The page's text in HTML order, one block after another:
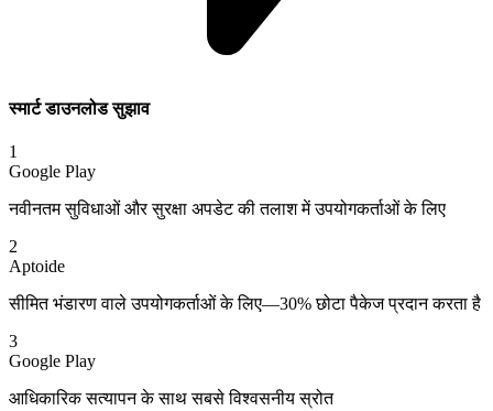
स्मार्ट डाउनलोड सुझाव
1
Google Play
नवीनतम सुविधाओं और सुरक्षा अपडेट की तलाश में उपयोगकर्ताओं के लिए
2
Aptoide
सीमित भंडारण वाले उपयोगकर्ताओं के लिए—30% छोटा पैकेज प्रदान करता है
3
Google Play
आधिकारिक सत्यापन के साथ सबसे विश्वसनीय स्रोत